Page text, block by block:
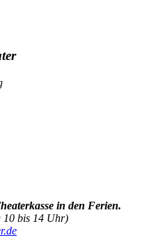
in den Ferien.
10 bis 14 Uhr)